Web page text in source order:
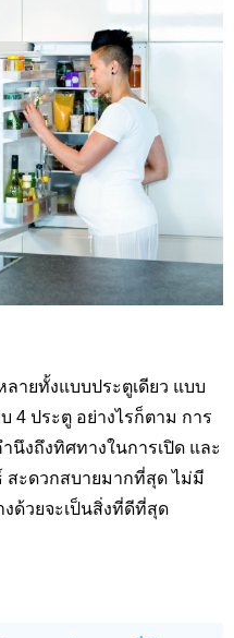
ายทั้งแบบประตูเดียว แบบ
4 ประตู อย่างไรก็ตาม การ
นึงถึงทิศทางในการเปิด และ
สะดวกสบายมากที่สุด ไม่มี
ด้วยจะเป็นสิ่งที่ดีที่สุด